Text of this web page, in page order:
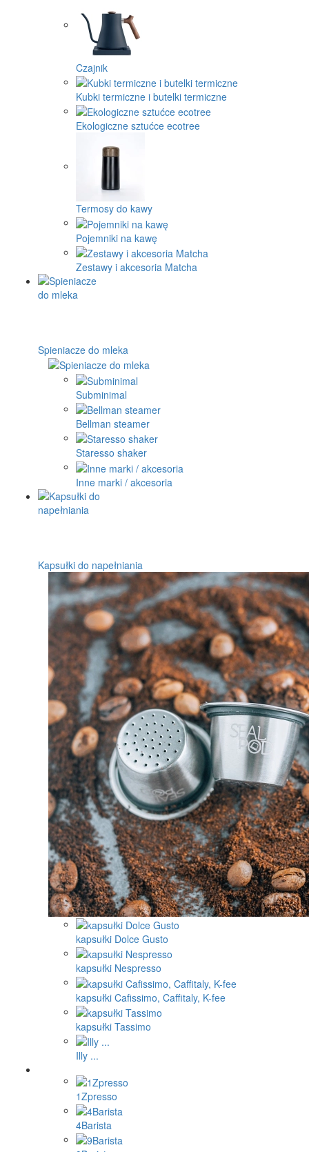
Czajnik
Kubki termiczne i butelki termiczne
Ekologiczne sztućce ecotree
Termosy do kawy
Pojemniki na kawę
Zestawy i akcesoria Matcha
Spieniacze do mleka
Subminimal
Bellman steamer
Staresso shaker
Inne marki / akcesoria
Kapsułki do napełniania
kapsułki Dolce Gusto
kapsułki Nespresso
kapsułki Cafissimo, Caffitaly, K-fee
kapsułki Tassimo
Illy ...
1Zpresso
4Barista